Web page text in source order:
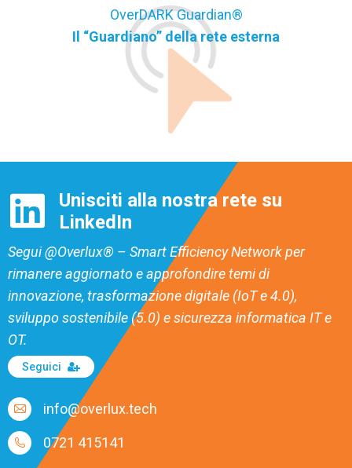
OverDARK Guardian®
Il “Guardiano” della rete esterna
Unisciti alla nostra rete su
LinkedIn
Segui @Overlux® – Smart Efficiency Network per
rimanere aggiornato e approfondire temi di
innovazione, trasformazione digitale (IoT e 4.0),
sviluppo sostenibile (5.0) e sicurezza informatica IT e
OT.
Seguici
info@overlux.tech
0721 415141